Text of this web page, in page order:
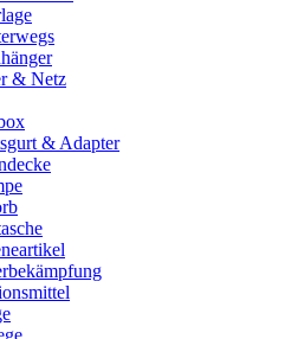
& Netz
& Adapter